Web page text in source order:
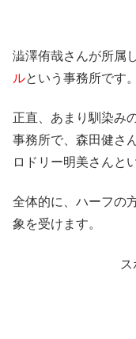
澁澤侑哉さんが所属
ルという事務所です。
正直、あまり馴染み
事務所で、森田健さ
ロドリー明美さんと
全体的に、ハーフの
象を受けます。